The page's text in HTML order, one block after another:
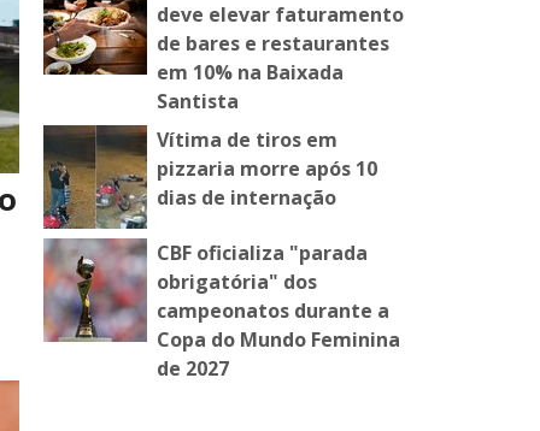
deve elevar faturamento
de bares e restaurantes
em 10% na Baixada
Santista
Vítima de tiros em
pizzaria morre após 10
dias de internação
CBF oficializa "parada
obrigatória" dos
campeonatos durante a
Copa do Mundo Feminina
de 2027